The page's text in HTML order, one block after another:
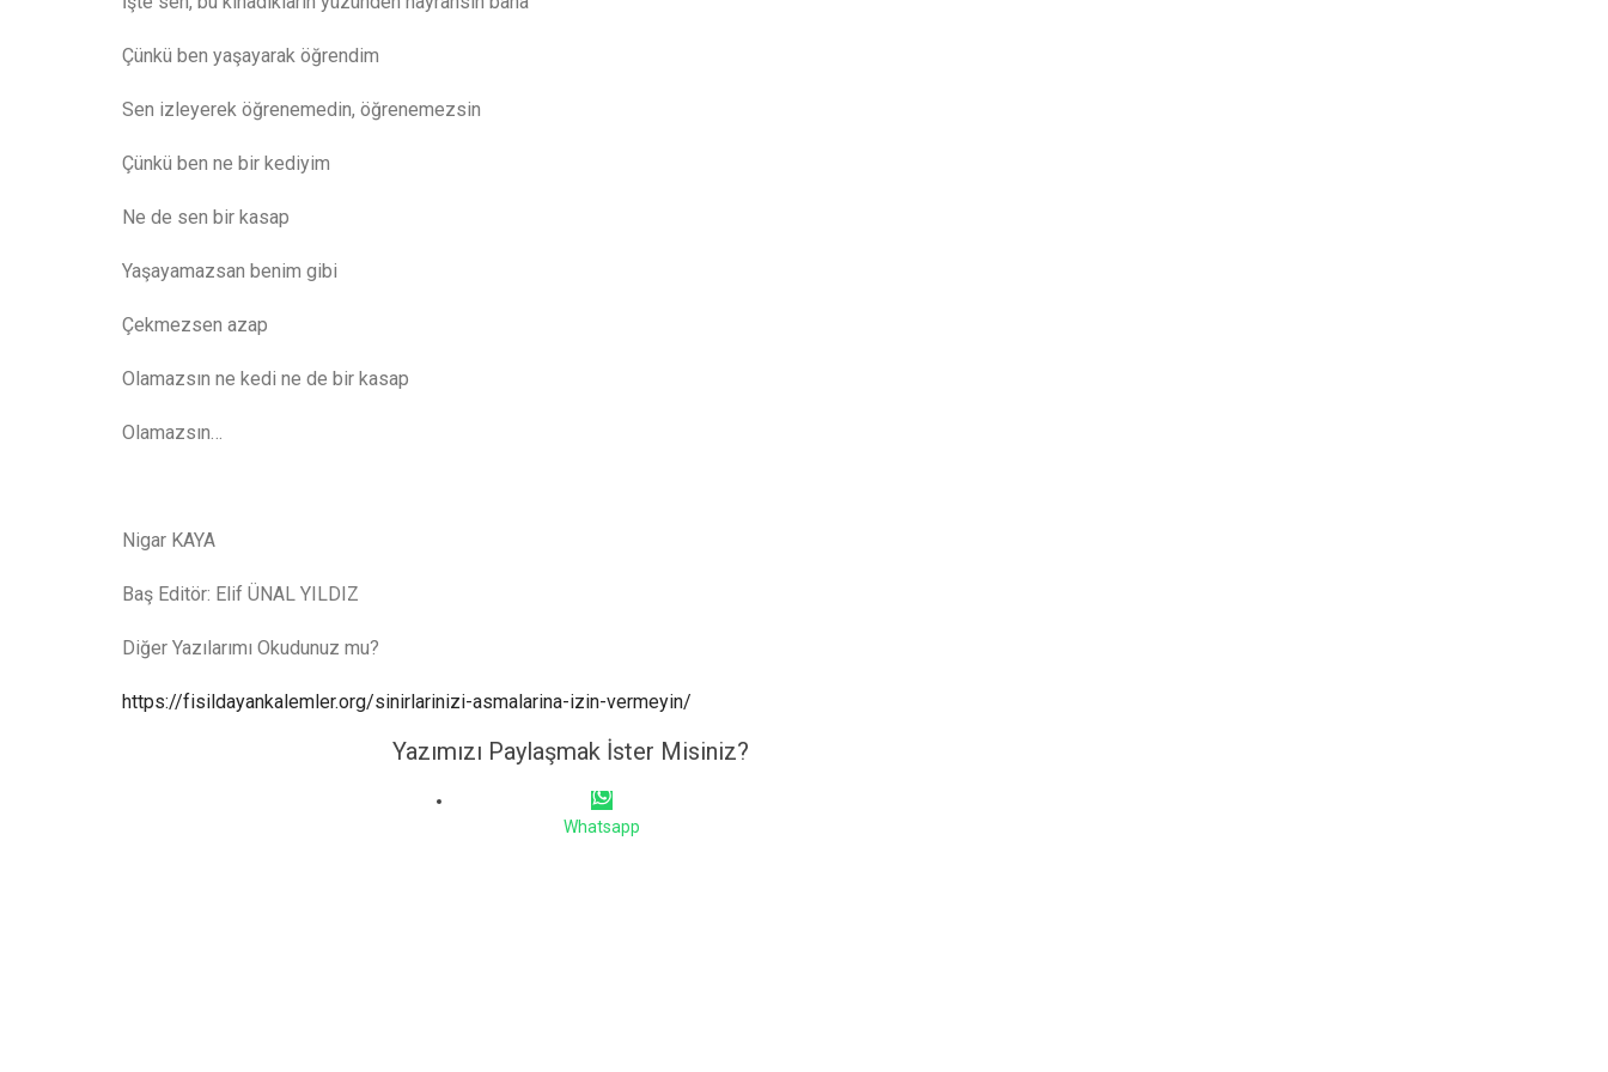
Çünkü ben yaşayarak öğrendim
Sen izleyerek öğrenemedin, öğrenemezsin
Çünkü ben ne bir kediyim
Ne de sen bir kasap
Yaşayamazsan benim gibi
Çekmezsen azap
Olamazsın ne kedi ne de bir kasap
Olamazsın…
Nigar KAYA
Baş Editör: Elif ÜNAL YILDIZ
Diğer Yazılarımı Okudunuz mu?
https://fisildayankalemler.org/sinirlarinizi-asmalarina-izin-vermeyin/
Yazımızı Paylaşmak İster Misiniz?
Whatsapp